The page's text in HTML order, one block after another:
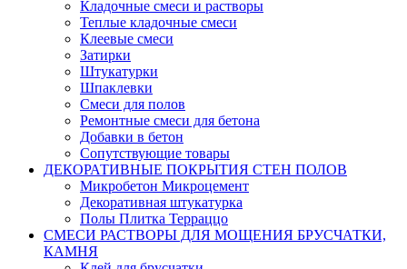
Кладочные смеси и растворы
Теплые кладочные смеси
Клеевые смеси
Затирки
Штукатурки
Шпаклевки
Смеси для полов
Ремонтные смеси для бетона
Добавки в бетон
Сопутствующие товары
ДЕКОРАТИВНЫЕ ПОКРЫТИЯ СТЕН ПОЛОВ
Микробетон Микроцемент
Декоративная штукатурка
Полы Плитка Терраццо
СМЕСИ РАСТВОРЫ ДЛЯ МОЩЕНИЯ БРУСЧАТКИ,
КАМНЯ